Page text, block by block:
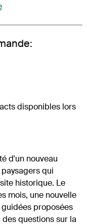
disponibles lors
d'un nouveau
qui
historique. Le
mois, une nouvelle
proposées
questions sur la